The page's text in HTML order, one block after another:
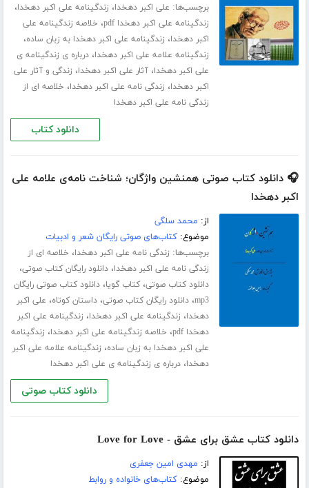
برچسب‌ها: علی اکبر دهخدا، زندگینامه علی اکبر دهخدا،
زندگینامه علی اکبر دهخدا pdf ، خلاصه زندگینامه علی
اکبر دهخدا، زندگینامه علی اکبر دهخدا به زبان ساده،
زندگینامه علامه علی اکبر دهخدا،درباره ی زندگینامه ی
علی اکبر دهخدا،آثار علی اکبر دهخدا، زندگی و آثار علی
اکبر دهخدا، زندگی نامه علی اکبر دهخدا، خلاصه ای از
زندگی نامه علی اکبر دهخدا
دانلود کتاب
🎧 دانلود کتاب صوتی همنشین واژگان؛ شناخت نامه‌ی علامه علی
اکبر دهخدا
از: محمد سلگی
موضوع:کتاب‌های صوتی رایگان شعر و ادبیات
برچسب‌ها: زندگی نامه علی اکبر دهخدا، خلاصه ای از
زندگی نامه علی اکبر دهخدا،دانلود رایگان کتاب صوتی،
دانلود کتاب صوتی،کتاب گویا،دانلود کتاب صوتی رایگان
mp3،دانلود رایگان کتاب صوتی،داستان کوتاه، علی اکبر
دهخدا، زندگینامه علی اکبر دهخدا، زندگینامه علی اکبر
دهخدا pdf
، خلاصه زندگینامه علی اکبر دهخدا، زندگینامه
علی اکبر دهخدا به زبان ساده، زندگینامه علامه علی اکبر
دهخدا،درباره ی زندگینامه ی علی اکبر دهخدا
دانلود کتاب صوتی
دانلود کتاب عشق برای عشق - Love for Love
از: مهدی امین جعفری
موضوع:کتاب‌های خانواده و روابط